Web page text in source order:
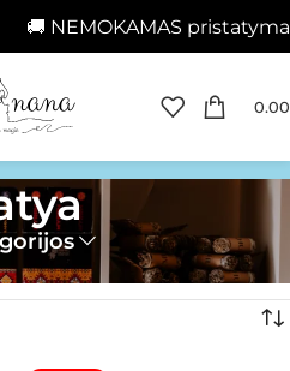
🚚 NEMOKAMAS
0.00
3 Rodoma 49–50 iš 50